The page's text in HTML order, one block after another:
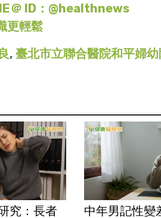
＠ ID：@healthnews
更輕鬆
, 臺北市立聯合醫院和平婦
究：長者
中年男記性變